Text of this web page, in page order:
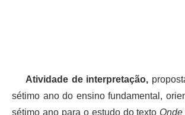
Atividade de interpretação,
sétimo ano do ensino fundamental,
sétimo ano para o estudo do texto